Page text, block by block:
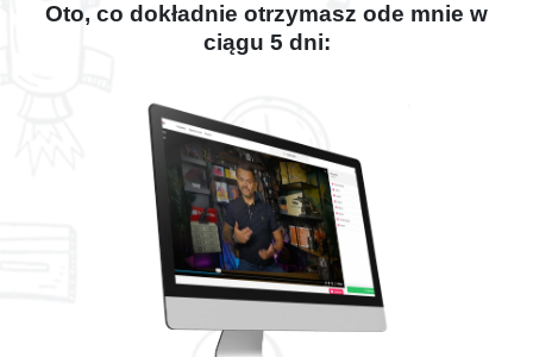
Oto, co dokładnie otrzymasz ode mnie w
ciągu 5 dni: